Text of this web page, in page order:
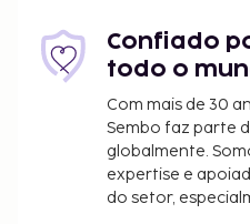
poderá não ser
Note que poderão
Para mais
através dos dados
confirmação de
Imposto municipal:
abril: 0.50 EUR por
Confiado
todo o
Com mais de 30
Sembo faz parte
globalmente.
expertise e
do setor,